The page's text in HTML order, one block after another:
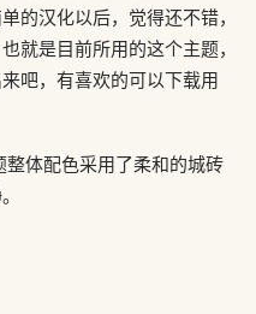
的汉化以后，觉得还不错，
就是目前所用的这个主题，
吧，有喜欢的可以下载用
整体配色采用了柔和的城砖